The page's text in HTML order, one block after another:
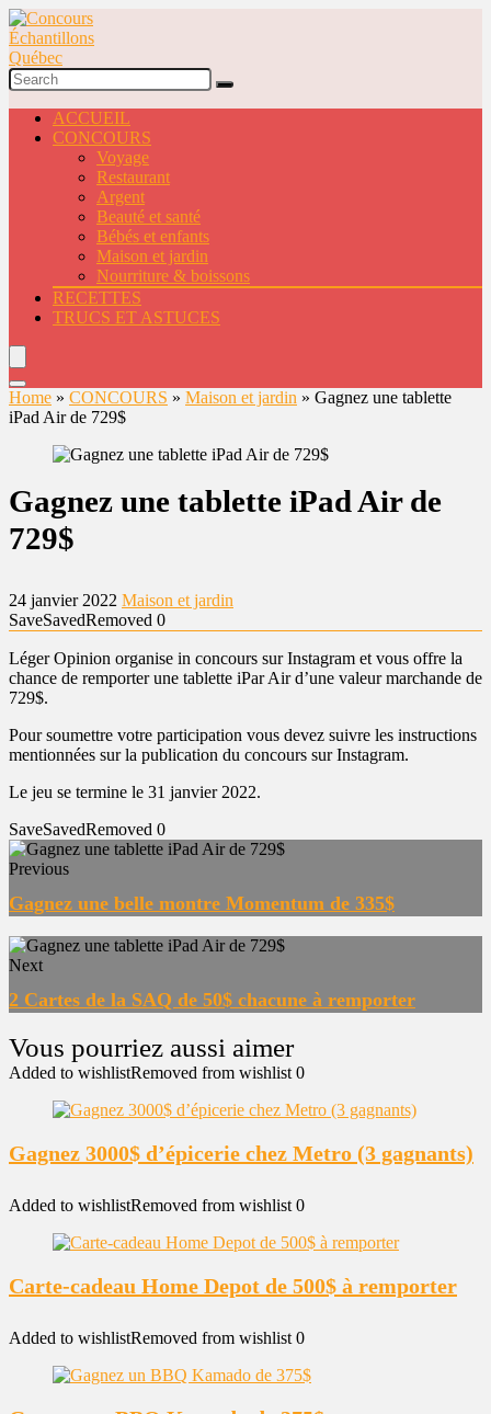
ACCUEIL
CONCOURS
Voyage
Restaurant
Argent
Beauté et santé
Bébés et enfants
Maison et jardin
Nourriture & boissons
RECETTES
TRUCS ET ASTUCES
Home » CONCOURS » Maison et jardin » Gagnez une tablette
iPad Air de 729$
Gagnez une tablette iPad Air de
729$
24 janvier 2022 Maison et jardin
SaveSavedRemoved 0
Léger Opinion organise in concours sur Instagram et vous offre la
chance de remporter une tablette iPar Air d’une valeur marchande de
729$.
Pour soumettre votre participation vous devez suivre les instructions
mentionnées sur la publication du concours sur Instagram.
Le jeu se termine le 31 janvier 2022.
SaveSavedRemoved 0
Previous
Gagnez une belle montre Momentum de 335$
Next
2 Cartes de la SAQ de 50$ chacune à remporter
Added to wishlistRemoved from wishlist 0
Gagnez 3000$ d’épicerie chez Metro (3 gagnants)
Added to wishlistRemoved from wishlist 0
Carte-cadeau Home Depot de 500$ à remporter
Added to wishlistRemoved from wishlist 0